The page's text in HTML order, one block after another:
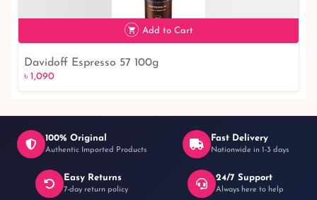
৳ 550
৳ 1,090
Add to Cart
Davidoff Espresso 57 100g
৳ 1,090
100% Original
Authentic Imported Products
Fast Delivery
Nationwide in 1-3 days
Easy Returns
7-day return policy
24/7 Support
Always here to help